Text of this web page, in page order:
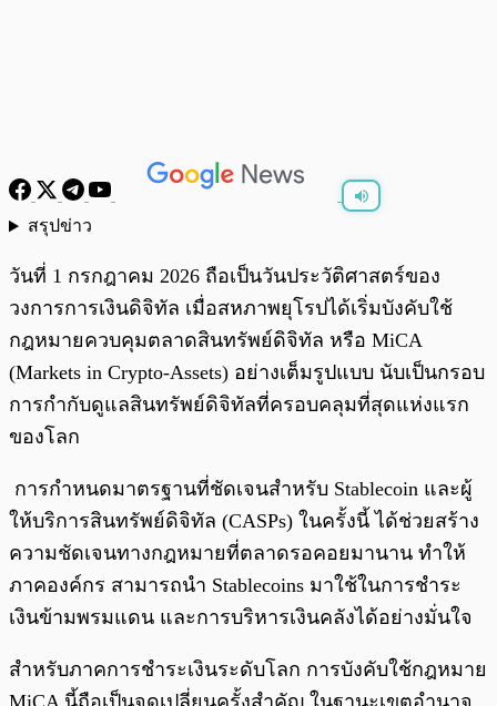
สรุปข่าว
วันที่ 1 กรกฎาคม 2026 ถือเป็นวันประวัติศาสตร์ของ
วงการการเงินดิจิทัล เมื่อสหภาพยุโรปได้เริ่มบังคับใช้
กฎหมายควบคุมตลาดสินทรัพย์ดิจิทัล หรือ MiCA
(Markets in Crypto-Assets) อย่างเต็มรูปแบบ นับเป็นกรอบ
การกำกับดูแลสินทรัพย์ดิจิทัลที่ครอบคลุมที่สุดแห่งแรก
ของโลก
การกำหนดมาตรฐานที่ชัดเจนสำหรับ Stablecoin และผู้
ให้บริการสินทรัพย์ดิจิทัล (CASPs) ในครั้งนี้ ได้ช่วยสร้าง
ความชัดเจนทางกฎหมายที่ตลาดรอคอยมานาน ทำให้
ภาคองค์กร สามารถนำ Stablecoins มาใช้ในการชำระ
เงินข้ามพรมแดน และการบริหารเงินคลังได้อย่างมั่นใจ
สำหรับภาคการชำระเงินระดับโลก การบังคับใช้กฎหมาย